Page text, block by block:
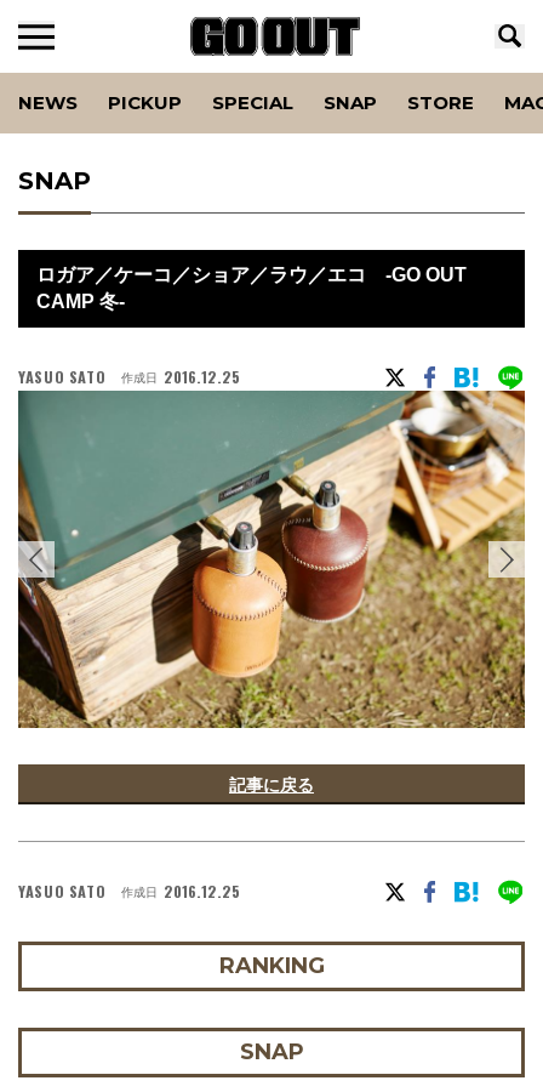
NEWS PICKUP SPECIAL SNAP STORE
SNAP
ロガア／ケーコ／ショア／ラウ／エコ -GO OUT
CAMP 冬-
YASUO SATO 作成日 2016.12.25
記事に戻る
YASUO SATO 作成日 2016.12.25
RANKING
SNAP